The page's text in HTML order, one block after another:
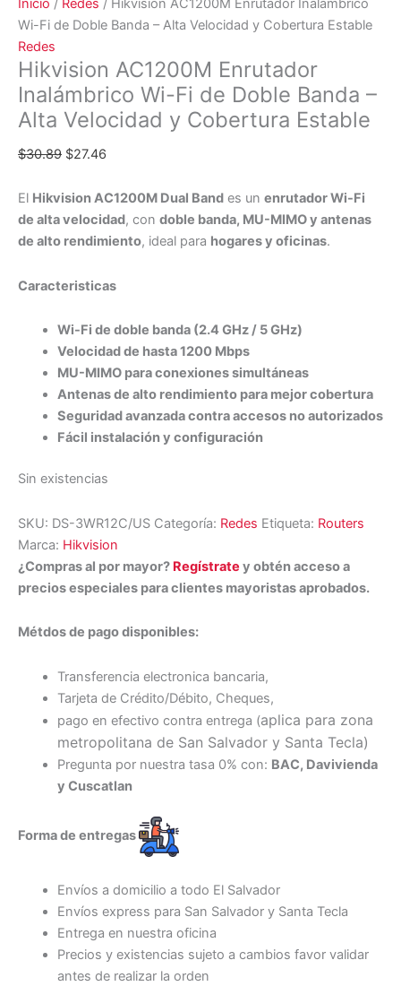
Inicio / Redes / Hikvision AC1200M Enrutador Inalámbrico
Wi-Fi de Doble Banda – Alta Velocidad y Cobertura Estable
Redes
Hikvision AC1200M Enrutador
Inalámbrico Wi-Fi de Doble Banda –
Alta Velocidad y Cobertura Estable
$30.89 $27.46
El Hikvision AC1200M Dual Band es un enrutador Wi-Fi
de alta velocidad, con doble banda, MU-MIMO y antenas
de alto rendimiento, ideal para hogares y oficinas.
Caracteristicas
Wi-Fi de doble banda (2.4 GHz / 5 GHz)
Velocidad de hasta 1200 Mbps
MU-MIMO para conexiones simultáneas
Antenas de alto rendimiento para mejor cobertura
Seguridad avanzada contra accesos no autorizados
Fácil instalación y configuración
Sin existencias
SKU: DS-3WR12C/US Categoría: Redes Etiqueta: Routers
Marca: Hikvision
¿Compras al por mayor? Regístrate y obtén acceso a
precios especiales para clientes mayoristas aprobados.
Métdos de pago disponibles:
Transferencia electronica bancaria,
Tarjeta de Crédito/Débito, Cheques,
pago en efectivo contra entrega (aplica para zona
metropolitana de San Salvador y Santa Tecla)
Pregunta por nuestra tasa 0% con: BAC, Davivienda
y Cuscatlan
Forma de entregas
Envíos a domicilio a todo El Salvador
Envíos express para San Salvador y Santa Tecla
Entrega en nuestra oficina
Precios y existencias sujeto a cambios favor validar
antes de realizar la orden